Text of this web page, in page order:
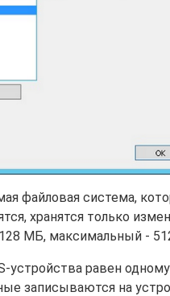
файловая система,
хранятся только
МБ, максимальный -
устройства равен
записываются на